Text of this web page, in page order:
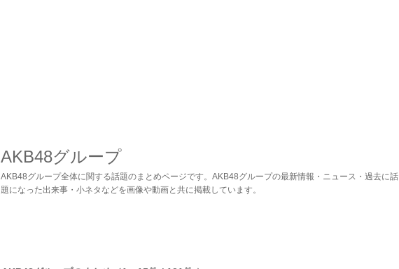
AKB48グループ
AKB48グループ全体に関する話題のまとめページです。AKB48グループの最新情報・ニュース・過去に話
題になった出来事・小ネタなどを画像や動画と共に掲載しています。